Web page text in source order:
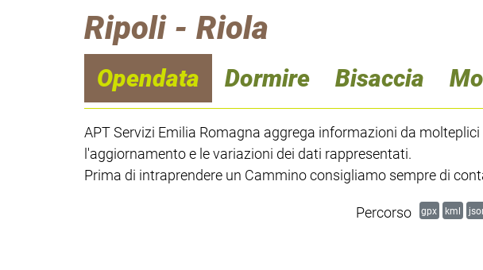
Ripoli - Riola
Opendata Dormire Bisaccia
APT Servizi Emilia Romagna aggrega informazioni da
l'aggiornamento e le variazioni dei dati rappresentati.
Prima di intraprendere un Cammino consigliamo sempre di
Percorso gpx kml